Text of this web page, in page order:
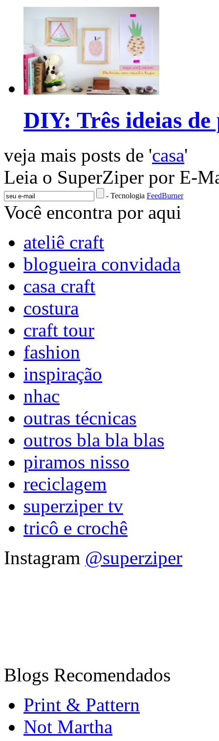
DIY: Três ideias de
veja mais posts de 'casa'
Leia o SuperZiper por E-
- Tecnologia FeedBurner
Você encontra por aqui
ateliê craft
blogueira convidada
casa craft
costura
craft tour
fashion
inspiração
nhac
outras técnicas
outros bla bla blas
piramos nisso
reciclagem
superziper tv
tricô e crochê
Instagram @superziper
Blogs Recomendados
Print & Pattern
Not Martha